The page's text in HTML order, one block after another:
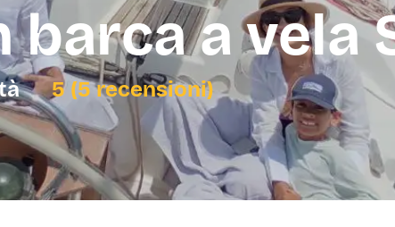
Regala una Gift Card Laurea
Addio
barca a vela
5 (5 recensioni)